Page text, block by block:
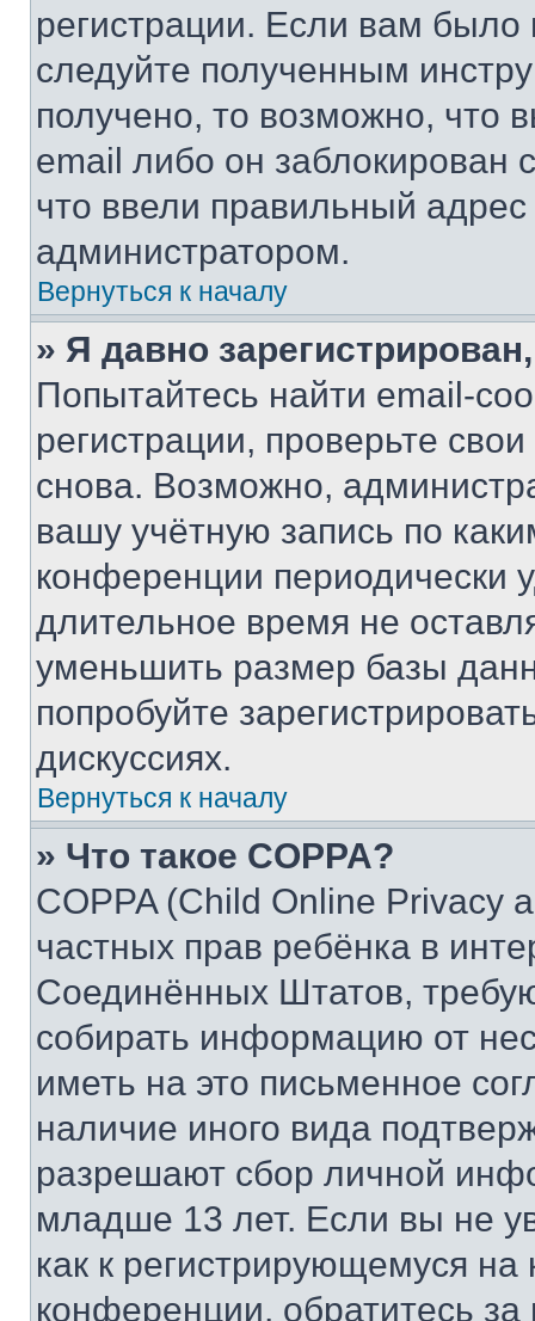
регистрации. Если вам
следуйте полученным
получено, то возможно, что
email либо он
что ввели правильный адрес
администратором.
Вернуться к началу
» Я давно
Попытайтесь найти email-
регистрации, проверьте
снова. Возможно,
вашу учётную запись по
конференции периодически
длительное время не
уменьшить размер базы
попробуйте
дискуссиях.
Вернуться к началу
» Что такое COPPA?
COPPA (Child Online Privacy
частных прав ребёнка в
Соединённых Штатов,
собирать информацию от
иметь на это письменное
наличие иного вида
разрешают сбор личной
младше 13 лет. Если вы не
как к регистрирующемуся
конференции, обратитесь